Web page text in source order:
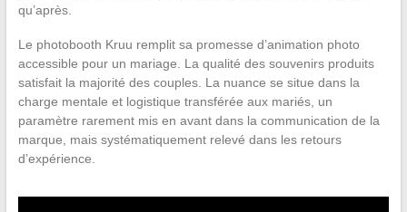
qu’après.
Le photobooth Kruu remplit sa promesse d’animation photo
accessible pour un mariage. La qualité des souvenirs produits
satisfait la majorité des couples. La nuance se situe dans la
charge mentale et logistique transférée aux mariés, un
paramètre rarement mis en avant dans la communication de la
marque, mais systématiquement relevé dans les retours
d’expérience.